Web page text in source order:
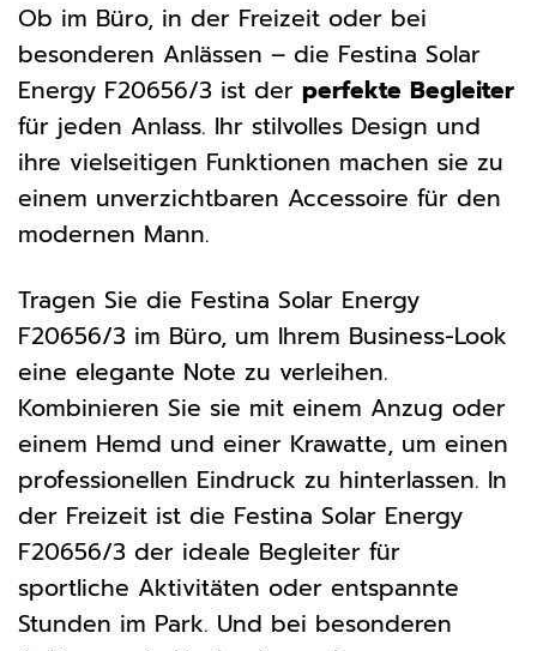
Ob im Büro, in der Freizeit oder bei
besonderen Anlässen – die Festina Solar
Energy F20656/3 ist der perfekte Begleiter
für jeden Anlass. Ihr stilvolles Design und
ihre vielseitigen Funktionen machen sie zu
einem unverzichtbaren Accessoire für den
modernen Mann.
Tragen Sie die Festina Solar Energy
F20656/3 im Büro, um Ihrem Business-Look
eine elegante Note zu verleihen.
Kombinieren Sie sie mit einem Anzug oder
einem Hemd und einer Krawatte, um einen
professionellen Eindruck zu hinterlassen. In
der Freizeit ist die Festina Solar Energy
F20656/3 der ideale Begleiter für
sportliche Aktivitäten oder entspannte
Stunden im Park. Und bei besonderen